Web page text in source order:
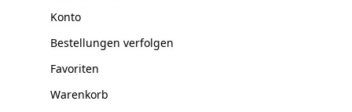
Konto
Bestellungen verfolgen
Favoriten
Warenkorb